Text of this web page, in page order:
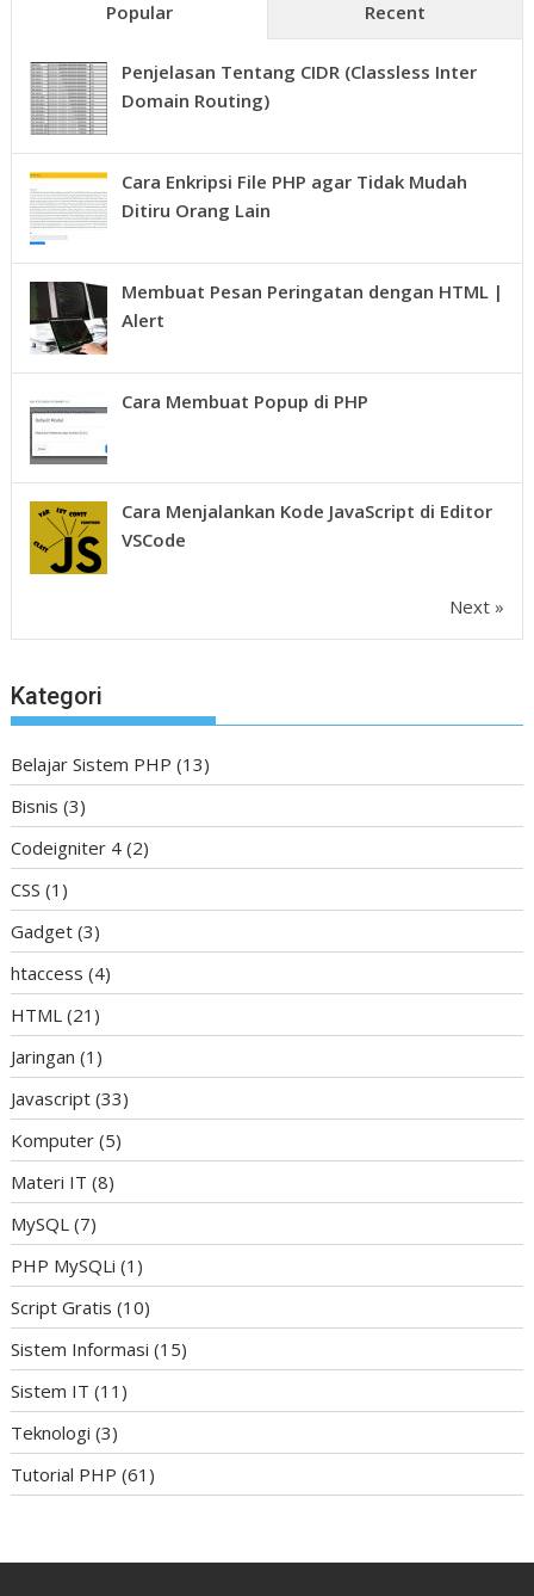
Popular Recent
Penjelasan Tentang CIDR (Classless Inter
Domain Routing)
Cara Enkripsi File PHP agar Tidak Mudah
Ditiru Orang Lain
Membuat Pesan Peringatan dengan HTML |
Alert
Cara Membuat Popup di PHP
Cara Menjalankan Kode JavaScript di Editor
VSCode
Next »
Kategori
Belajar Sistem PHP (13)
Bisnis (3)
Codeigniter 4 (2)
CSS (1)
Gadget (3)
htaccess (4)
HTML (21)
Jaringan (1)
Javascript (33)
Komputer (5)
Materi IT (8)
MySQL (7)
PHP MySQLi (1)
Script Gratis (10)
Sistem Informasi (15)
Sistem IT (11)
Teknologi (3)
Tutorial PHP (61)